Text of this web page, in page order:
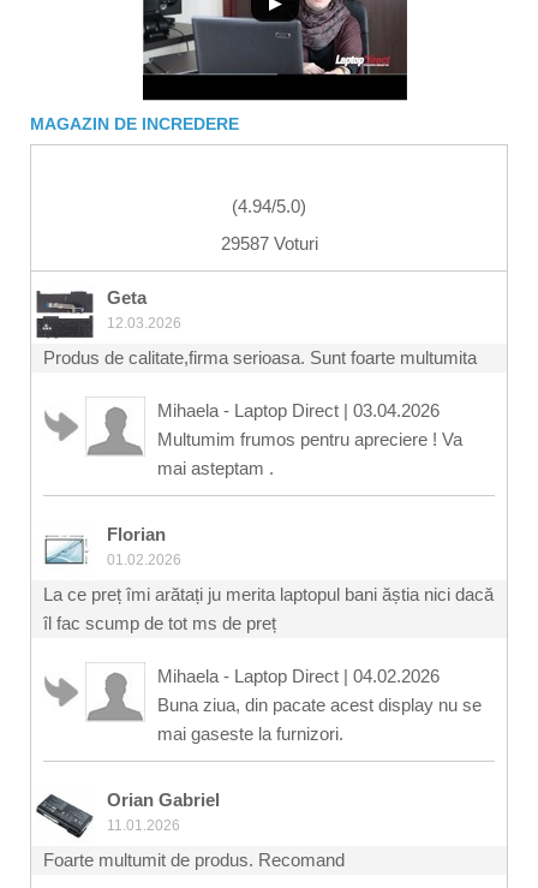
MAGAZIN DE INCREDERE
(4.94/5.0)
29587 Voturi
Geta
12.03.2026
Produs de calitate,firma serioasa. Sunt foarte multumita
Mihaela - Laptop Direct | 03.04.2026
Multumim frumos pentru apreciere ! Va
mai asteptam .
Florian
01.02.2026
La ce preț îmi arătați ju merita laptopul bani ăștia nici dacă
îl fac scump de tot ms de preț
Mihaela - Laptop Direct | 04.02.2026
Buna ziua, din pacate acest display nu se
mai gaseste la furnizori.
Orian Gabriel
11.01.2026
Foarte multumit de produs. Recomand